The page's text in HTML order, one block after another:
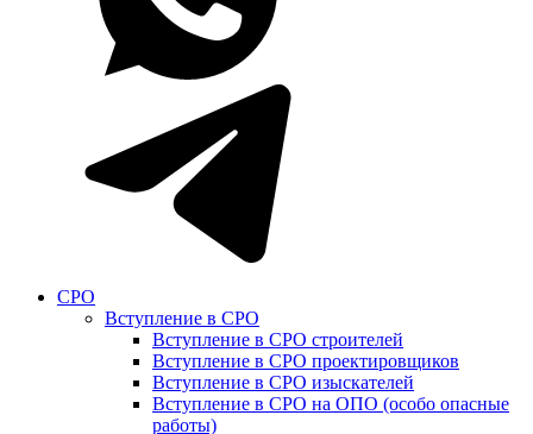
СРО
Вступление в СРО
Вступление в СРО строителей
Вступление в СРО проектировщиков
Вступление в СРО изыскателей
Вступление в СРО на ОПО (особо опасные
работы)